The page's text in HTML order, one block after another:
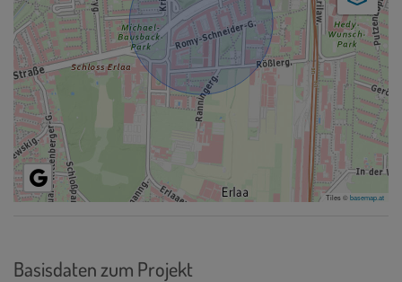
Tiles ©basemap.at
Basisdaten zum Projekt